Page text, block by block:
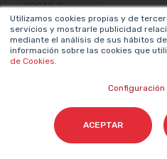
Utilizamos cookies propias y de
servicios y mostrarle publicidad
mediante el análisis de sus hábitos
información sobre las cookies que
de Cookies.
Configuración
ACEPTAR
08039 Barcelona
INTERÉS
¿Por qué hacer